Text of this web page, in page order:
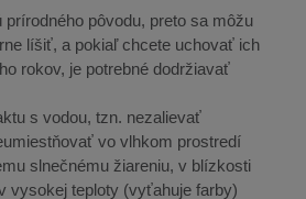
prírodného pôvodu, preto sa môžu
líšiť, a pokiaľ chcete uchovať ich
rokov, je potrebné dodržiavať
s vodou, tzn. nezalievať
vo vlhkom prostredí
slnečnému žiareniu, v blízkosti
vysokej teploty (vyťahuje farby)